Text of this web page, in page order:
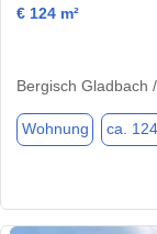
€ 124 m²
Bergisch Gladbach
Wohnung ca.